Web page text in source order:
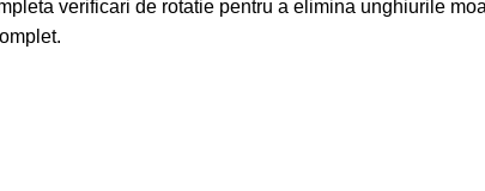
verificari de rotatie pentru a elimina unghiurile